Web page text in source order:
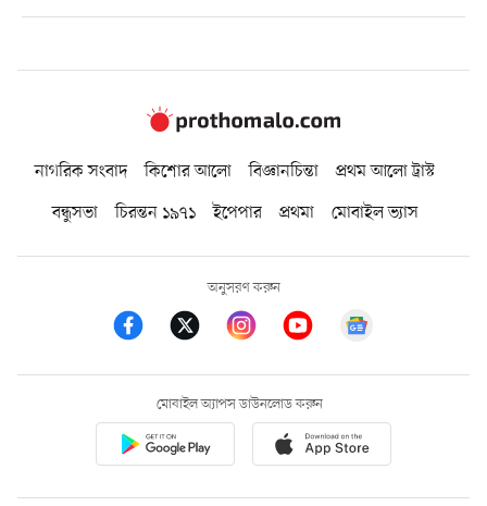
নাগরিক সংবাদ কিশোর আলো বিজ্ঞানচিন্তা
প্রথম আলো ট্রাস্ট
বন্ধুসভা
চিরন্তন ১৯৭১ ইপেপার প্রথমা মোবাইল ভ্যাস
অনুসরণ করুন
মোবাইল অ্যাপস ডাউনলোড করুন